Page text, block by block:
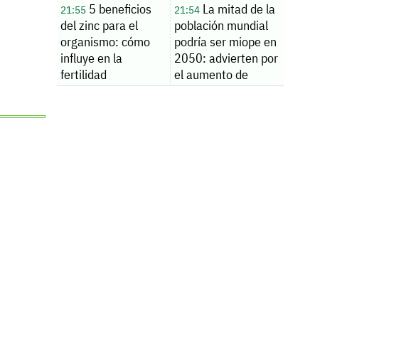
21:55 5 beneficios
del zinc para el
organismo: cómo
influye en la
fertilidad
21:54La mitad de la
población mundial
podría ser miope en
2050: advierten por
el aumento de
casos